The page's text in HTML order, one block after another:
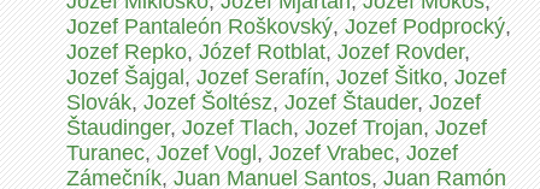
Jozef Pantaleón Roškovský,Jozef Podprocký,
Jozef Repko,Józef Rotblat,Jozef Rovder,
Jozef Šajgal,Jozef Serafín,Jozef Šitko,Jozef
Slovák,Jozef Šoltész,Jozef Štauder,Jozef
Štaudinger,Jozef Tlach,Jozef Trojan,Jozef
Turanec,Jozef Vogl,Jozef Vrabec,Jozef
Zámečník,Juan Manuel Santos,Juan Ramón